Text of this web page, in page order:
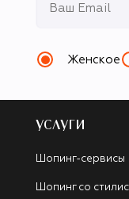
Женское
УСЛУГИ
Шопинг-сервисы
Шопинг со